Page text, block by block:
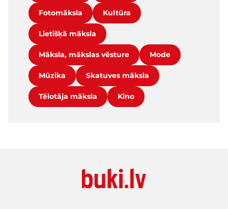
Fotomāksla Kultūra
Lietišķā māksla
Māksla, mākslas vēsture Mode
Mūzika Skatuves māksla
Tēlotāja māksla Kino